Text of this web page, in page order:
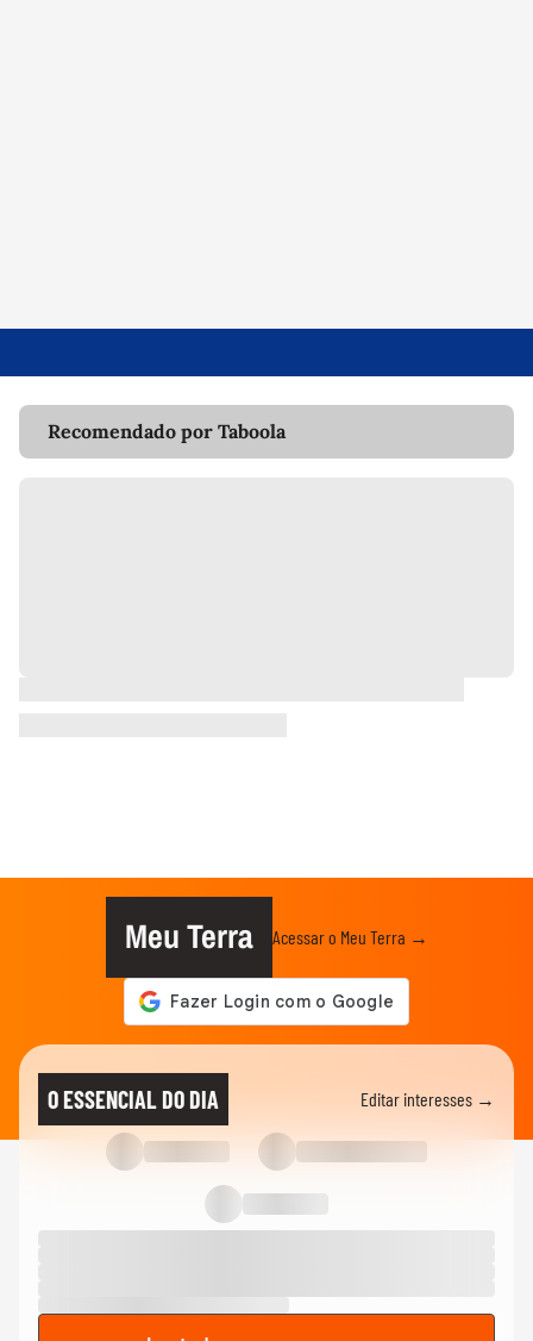
Recomendado por Taboola
Meu Terra Acessar o Meu Terra →
O ESSENCIAL DO DIA Editar interesses →